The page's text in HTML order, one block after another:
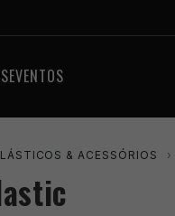
EVENTOS
& ACESSÓRIOS ›